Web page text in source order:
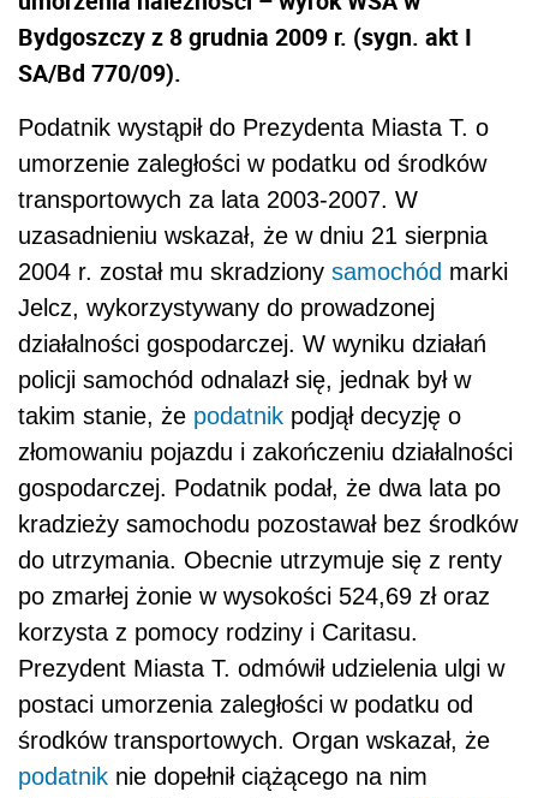
Bydgoszczy z 8 grudnia 2009 r. (sygn. akt I
SA/Bd 770/09).
Podatnik wystąpił do Prezydenta Miasta T. o
umorzenie zaległości w podatku od środków
transportowych za lata 2003-2007. W
uzasadnieniu wskazał, że w dniu 21 sierpnia
2004 r. został mu skradziony samochód marki
Jelcz, wykorzystywany do prowadzonej
działalności gospodarczej. W wyniku działań
policji samochód odnalazł się, jednak był w
takim stanie, że podatnik podjął decyzję o
złomowaniu pojazdu i zakończeniu działalności
gospodarczej. Podatnik podał, że dwa lata po
kradzieży samochodu pozostawał bez środków
do utrzymania. Obecnie utrzymuje się z renty
po zmarłej żonie w wysokości 524,69 zł oraz
korzysta z pomocy rodziny i Caritasu.
Prezydent Miasta T. odmówił udzielenia ulgi w
postaci umorzenia zaległości w podatku od
środków transportowych. Organ wskazał, że
podatnik nie dopełnił ciążącego na nim